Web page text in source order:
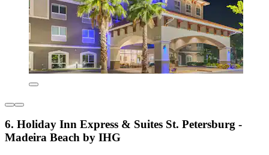
6. Holiday Inn Express & Suites St. Petersburg -
Madeira Beach by IHG